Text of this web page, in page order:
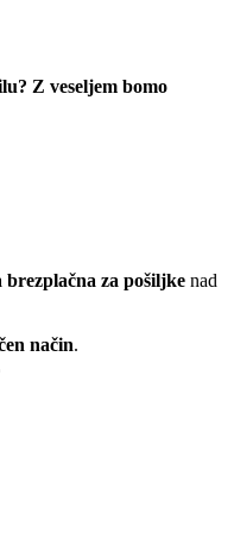
Z veseljem bomo
za pošiljke nad
način.